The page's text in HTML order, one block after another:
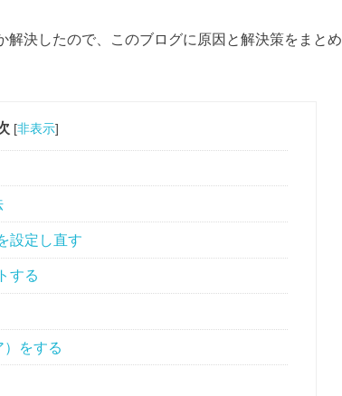
決したので、このブログに原因と解決策をまとめ
[非表示]
設定し直す
する
をする